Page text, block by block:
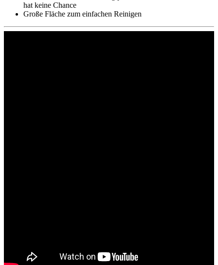
hat keine Chance
Große Fläche zum einfachen Reinigen